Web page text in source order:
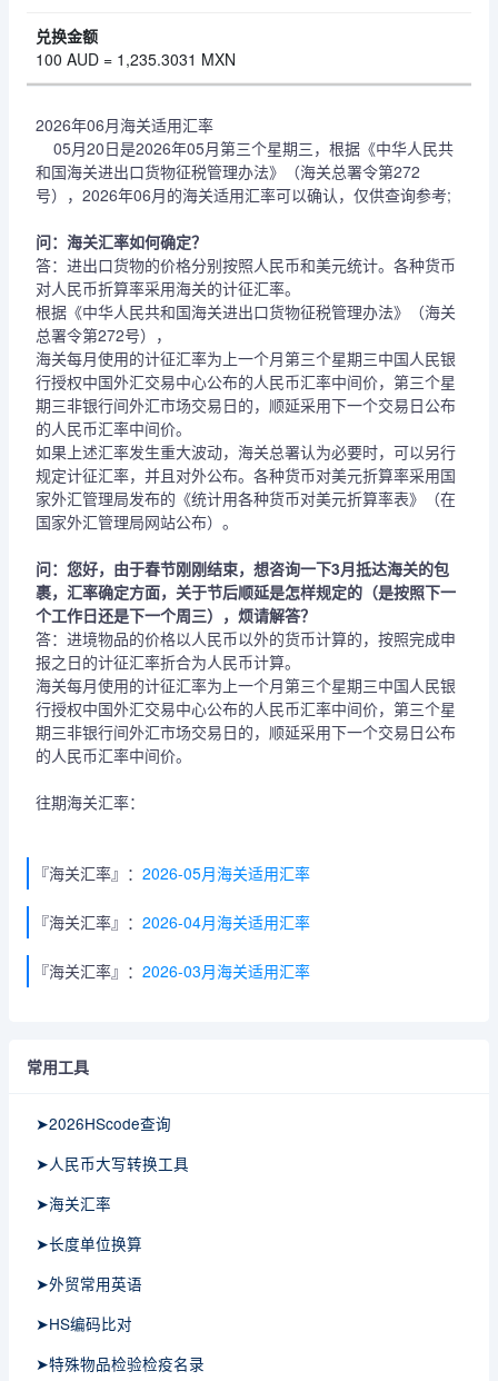
100 AUD = 1,235.3031 MXN
2026年06月海关适用汇率
05月20日是2026年05月第三个星期三，根据《中华人民共
和国海关进出口货物征税管理办法》（海关总署令第272
号），2026年06月的海关适用汇率可以确认，仅供查询参考;
问：海关汇率如何确定？
答：进出口货物的价格分别按照人民币和美元统计。各种货币
对人民币折算率采用海关的计征汇率。
根据《中华人民共和国海关进出口货物征税管理办法》（海关
总署令第272号），
海关每月使用的计征汇率为上一个月第三个星期三中国人民银
行授权中国外汇交易中心公布的人民币汇率中间价，第三个星
期三非银行间外汇市场交易日的，顺延采用下一个交易日公布
的人民币汇率中间价。
如果上述汇率发生重大波动，海关总署认为必要时，可以另行
规定计征汇率，并且对外公布。各种货币对美元折算率采用国
家外汇管理局发布的《统计用各种货币对美元折算率表》（在
国家外汇管理局网站公布）。
问：您好，由于春节刚刚结束，想咨询一下3月抵达海关的包
裹，汇率确定方面，关于节后顺延是怎样规定的（是按照下一
个工作日还是下一个周三），烦请解答？
答：进境物品的价格以人民币以外的货币计算的，按照完成申
报之日的计征汇率折合为人民币计算。
海关每月使用的计征汇率为上一个月第三个星期三中国人民银
行授权中国外汇交易中心公布的人民币汇率中间价，第三个星
期三非银行间外汇市场交易日的，顺延采用下一个交易日公布
的人民币汇率中间价。
往期海关汇率：
『海关汇率』： 2026-05月海关适用汇率
『海关汇率』： 2026-04月海关适用汇率
『海关汇率』： 2026-03月海关适用汇率
常用工具
➤2026HScode查询
➤人民币大写转换工具
➤海关汇率
➤长度单位换算
➤外贸常用英语
➤HS编码比对
➤特殊物品检验检疫名录